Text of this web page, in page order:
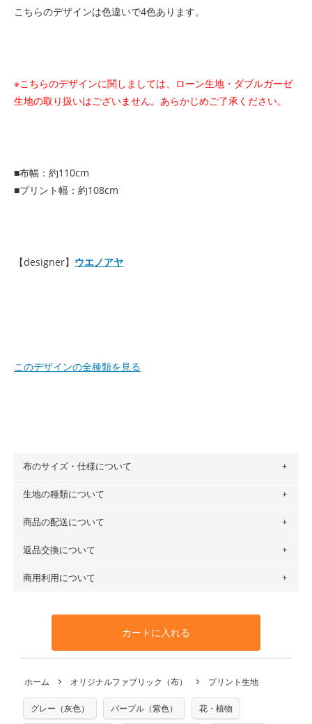
こちらのデザインは色違いで4色あります。
※こちらのデザインに関しましては、ローン生地・ダブルガーゼ
生地の取り扱いはございません。あらかじめご了承ください。
■布幅：約110cm
■プリント幅：約108cm
【designer】 ウエノアヤ
このデザインの全種類を見る
布のサイズ・仕様について
布の長さは50cm単位での販売になります。
場合 → 購入数量「7」
※カットを希望の方は備考欄に「50cmずつカット希望」など
ご記載ください（50cm単位でのカットのみ）
プリント布の仕様についてもっと詳しく見る
生地の種類について
・現在、すべてのデザインのプリントに使用している生地は
ットン（ダブルガーゼ）・100％コットン（ローン）・コッ
トンリネン（ビエラ織）・100％コットン（ツイル）・
100％コットン（キャンバス・11号帆布）です。
生地見本サンプル（無料）を購入する
商品の配送について
・ネコポスでの配送は、布は2mまで型紙は2個までとなりま
も送料の表示が600円となり宅急便での配送となります。
となります。
※万が一、検品時に不備が見つかった場合は、4～5営業日後
※土日祝は営業日に含まれません。
※配送日のご指定は承れません。出来上がり次第、順次発送
返品交換について
・布はご注文後に注文数量のみをプリントするため、
購入後
や用尺をお間違えのないようお願いします。思っていた色味
と違う、などの理由での返品は承れません。予めご了承くだ
商用利用について
利用いただけます。「nunocoto fabric使用」といった記載
も不要です。（製品化した際に起こる全ての問題、クレーム
いませんのでご了承ください）
※有料型紙（ホームソーイング型紙シリーズ）および柄がえ
らべるキットに付属された型紙は商用利用できませんのでご
カートに入れる
ホーム オリジナルファブリック（布） プリント生地
グレー（灰色） パープル（紫色） 花・植物